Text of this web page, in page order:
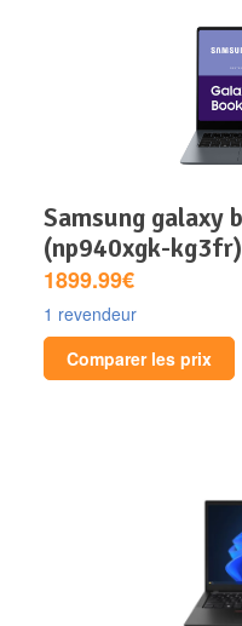
samsung galaxy book4 pro 14″
(np940xgk-kg3fr)
1899.99€
1 revendeur
Comparer les prix